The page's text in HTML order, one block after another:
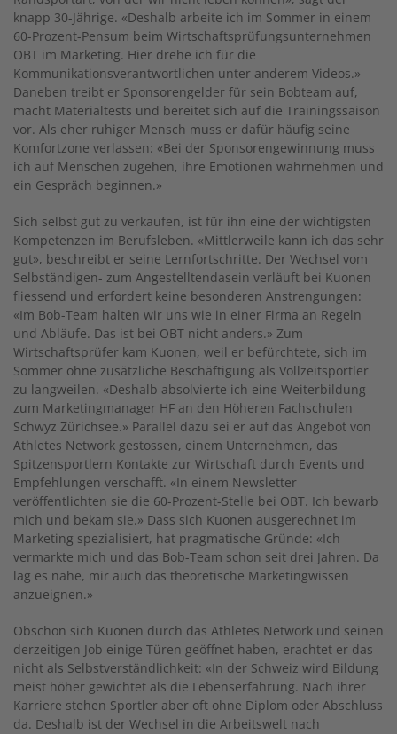
knapp 30-Jährige. «Deshalb arbeite ich im Sommer in einem
60-Prozent-Pensum beim Wirtschaftsprüfungsunternehmen
OBT im Marketing. Hier drehe ich für die
Kommunikationsverantwortlichen unter anderem Videos.»
Daneben treibt er Sponsorengelder für sein Bobteam auf,
macht Materialtests und bereitet sich auf die Trainingssaison
vor. Als eher ruhiger Mensch muss er dafür häufig seine
Komfortzone verlassen: «Bei der Sponsorengewinnung muss
ich auf Menschen zugehen, ihre Emotionen wahrnehmen und
ein Gespräch beginnen.»
Sich selbst gut zu verkaufen, ist für ihn eine der wichtigsten
Kompetenzen im Berufsleben. «Mittlerweile kann ich das sehr
gut», beschreibt er seine Lernfortschritte. Der Wechsel vom
Selbständigen- zum Angestelltendasein verläuft bei Kuonen
fliessend und erfordert keine besonderen Anstrengungen:
«Im Bob-Team halten wir uns wie in einer Firma an Regeln
und Abläufe. Das ist bei OBT nicht anders.» Zum
Wirtschaftsprüfer kam Kuonen, weil er befürchtete, sich im
Sommer ohne zusätzliche Beschäftigung als Vollzeitsportler
zu langweilen. «Deshalb absolvierte ich eine Weiterbildung
zum Marketingmanager HF an den Höheren Fachschulen
Schwyz Zürichsee.» Parallel dazu sei er auf das Angebot von
Athletes Network gestossen, einem Unternehmen, das
Spitzensportlern Kontakte zur Wirtschaft durch Events und
Empfehlungen verschafft. «In einem Newsletter
veröffentlichten sie die 60-Prozent-Stelle bei OBT. Ich bewarb
mich und bekam sie.» Dass sich Kuonen ausgerechnet im
Marketing spezialisiert, hat pragmatische Gründe: «Ich
vermarkte mich und das Bob-Team schon seit drei Jahren. Da
lag es nahe, mir auch das theoretische Marketingwissen
anzueignen.»
Obschon sich Kuonen durch das Athletes Network und seinen
derzeitigen Job einige Türen geöffnet haben, erachtet er das
nicht als Selbstverständlichkeit: «In der Schweiz wird Bildung
meist höher gewichtet als die Lebenserfahrung. Nach ihrer
Karriere stehen Sportler aber oft ohne Diplom oder Abschluss
da. Deshalb ist der Wechsel in die Arbeitswelt nach